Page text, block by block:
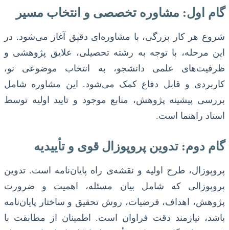
گام اول: مشاوره تخصصی و انتخاب مسیر
شروع هر کار بزرگی، با مشاوره‌ای دقیق آغاز می‌شود. در
این مرحله، با توجه به رشته تحصیلی، علایق پژوهشی و
ظرفیت‌های علمی دانشجو، به انتخاب موضوعی نو،
کاربردی و قابل دفاع کمک می‌شود. این مشاوره شامل
بررسی پیشینه پژوهش، منابع موجود و تایید اولیه توسط
استاد راهنما است.
گام دوم: تدوین پروپوزال قوی و تأییدیه
پروپوزال، طرح اولیه و نقشه‌ی راه پایان‌نامه است. تدوین
پروپوزالی که شامل بیان مسئله، اهمیت و ضرورت
پژوهش، اهداف، فرضیات، روش تحقیق و ساختار پایان‌نامه
باشد، نیازمند دقت فراوان است. اطمینان از مطابقت با